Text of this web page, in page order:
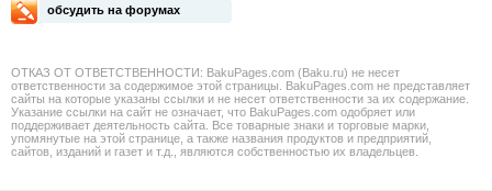
обсудить на форумах
ОТКАЗ ОТ ОТВЕТСТВЕННОСТИ: BakuPages.com (Baku.ru) не несет
ответственности за содержимое этой страницы. BakuPages.com не представляет
сайты на которые указаны ссылки и не несет ответственности за их содержание.
Указание ссылки на сайт не означает, что BakuPages.com одобряет или
поддерживает деятельность сайта. Все товарные знаки и торговые марки,
упомянутые на этой странице, а также названия продуктов и предприятий,
сайтов, изданий и газет и т.д., являются собственностью их владельцев.